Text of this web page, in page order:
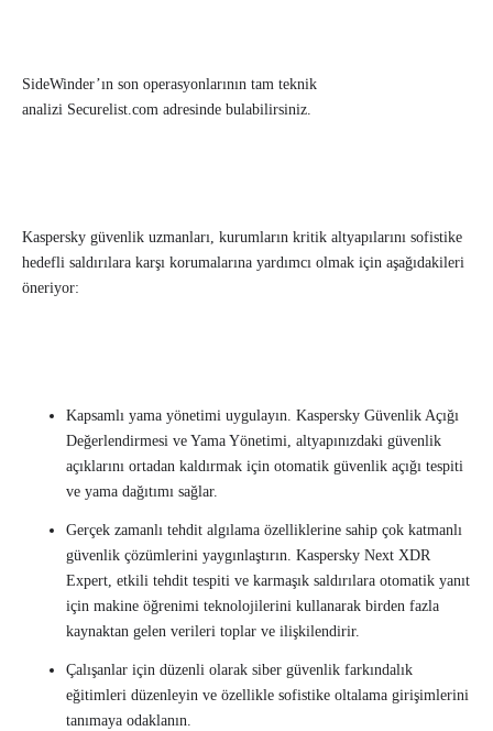
SideWinder’ın son operasyonlarının tam teknik
analizi Securelist.com adresinde bulabilirsiniz.
Kaspersky güvenlik uzmanları, kurumların kritik altyapılarını sofistike
hedefli saldırılara karşı korumalarına yardımcı olmak için aşağıdakileri
öneriyor:
Kapsamlı yama yönetimi uygulayın. Kaspersky Güvenlik Açığı
Değerlendirmesi ve Yama Yönetimi, altyapınızdaki güvenlik
açıklarını ortadan kaldırmak için otomatik güvenlik açığı tespiti
ve yama dağıtımı sağlar.
Gerçek zamanlı tehdit algılama özelliklerine sahip çok katmanlı
güvenlik çözümlerini yaygınlaştırın. Kaspersky Next XDR
Expert, etkili tehdit tespiti ve karmaşık saldırılara otomatik yanıt
için makine öğrenimi teknolojilerini kullanarak birden fazla
kaynaktan gelen verileri toplar ve ilişkilendirir.
Çalışanlar için düzenli olarak siber güvenlik farkındalık
eğitimleri düzenleyin ve özellikle sofistike oltalama girişimlerini
tanımaya odaklanın.